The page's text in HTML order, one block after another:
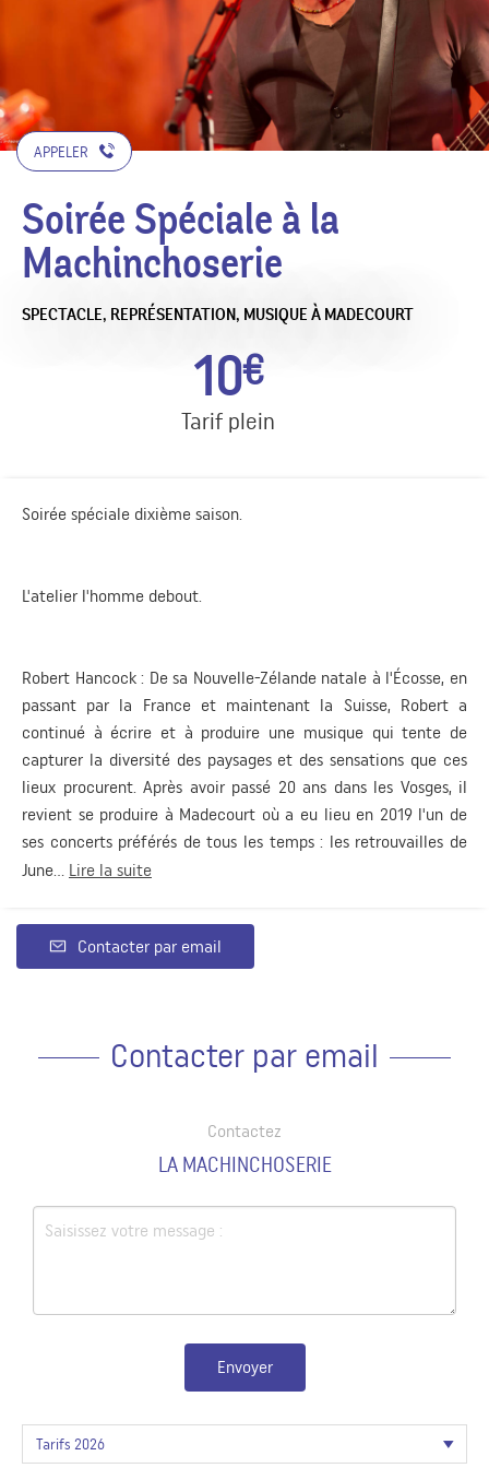
APPELER
Soirée Spéciale à la
Machinchoserie
SPECTACLE, REPRÉSENTATION, MUSIQUE À MADECOURT
10€
Tarif plein
Soirée spéciale dixième saison.
L'atelier l'homme debout.
Robert Hancock : De sa Nouvelle-Zélande natale à l'Écosse, en
passant par la France et maintenant la Suisse, Robert a
continué à écrire et à produire une musique qui tente de
capturer la diversité des paysages et des sensations que ces
lieux procurent. Après avoir passé 20 ans dans les Vosges, il
revient se produire à Madecourt où a eu lieu en 2019 l'un de
ses concerts préférés de tous les temps : les retrouvailles de
June... Lire la suite
Contacter par email
Contacter par email
Contactez
LA MACHINCHOSERIE
Envoyer